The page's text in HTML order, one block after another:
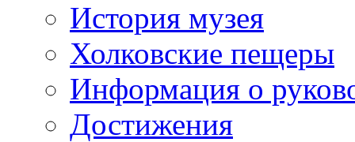
История музея
Холковские пещеры
Информация о
Достижения